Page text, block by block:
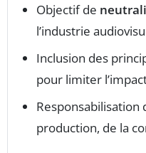
Objectif de
l’industrie
Inclusion des
pour limiter
Responsabilisation
production, de la